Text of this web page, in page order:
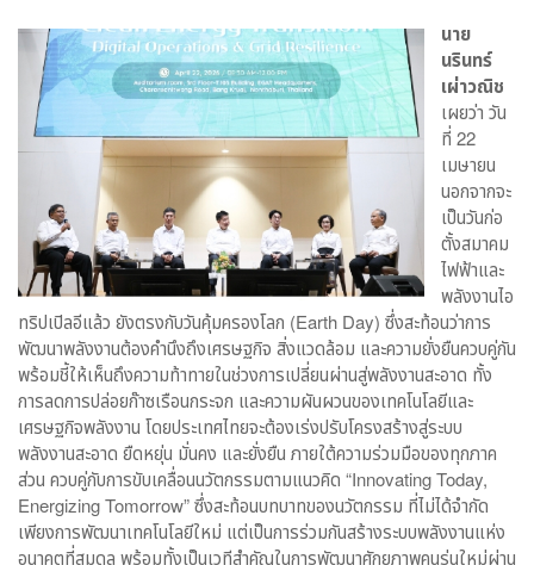
นาย
นรินทร์
เผ่าวณิช
เผยว่า วัน
ที่ 22
เมษายน
นอกจากจะ
เป็นวันก่อ
ตั้งสมาคม
ไฟฟ้าและ
พลังงานไอ
ทริปเปิลอีแล้ว ยังตรงกับวันคุ้มครองโลก (Earth Day) ซึ่งสะท้อนว่าการ
พัฒนาพลังงานต้องคำนึงถึงเศรษฐกิจ สิ่งแวดล้อม และความยั่งยืนควบคู่กัน
พร้อมชี้ให้เห็นถึงความท้าทายในช่วงการเปลี่ยนผ่านสู่พลังงานสะอาด ทั้ง
การลดการปล่อยก๊าซเรือนกระจก และความผันผวนของเทคโนโลยีและ
เศรษฐกิจพลังงาน โดยประเทศไทยจะต้องเร่งปรับโครงสร้างสู่ระบบ
พลังงานสะอาด ยืดหยุ่น มั่นคง และยั่งยืน ภายใต้ความร่วมมือของทุกภาค
ส่วน ควบคู่กับการขับเคลื่อนนวัตกรรมตามแนวคิด “Innovating Today,
Energizing Tomorrow” ซึ่งสะท้อนบทบาทของนวัตกรรม ที่ไม่ได้จำกัด
เพียงการพัฒนาเทคโนโลยีใหม่ แต่เป็นการร่วมกันสร้างระบบพลังงานแห่ง
อนาคตที่สมดุล พร้อมทั้งเป็นเวทีสำคัญในการพัฒนาศักยภาพคนรุ่นใหม่ผ่าน